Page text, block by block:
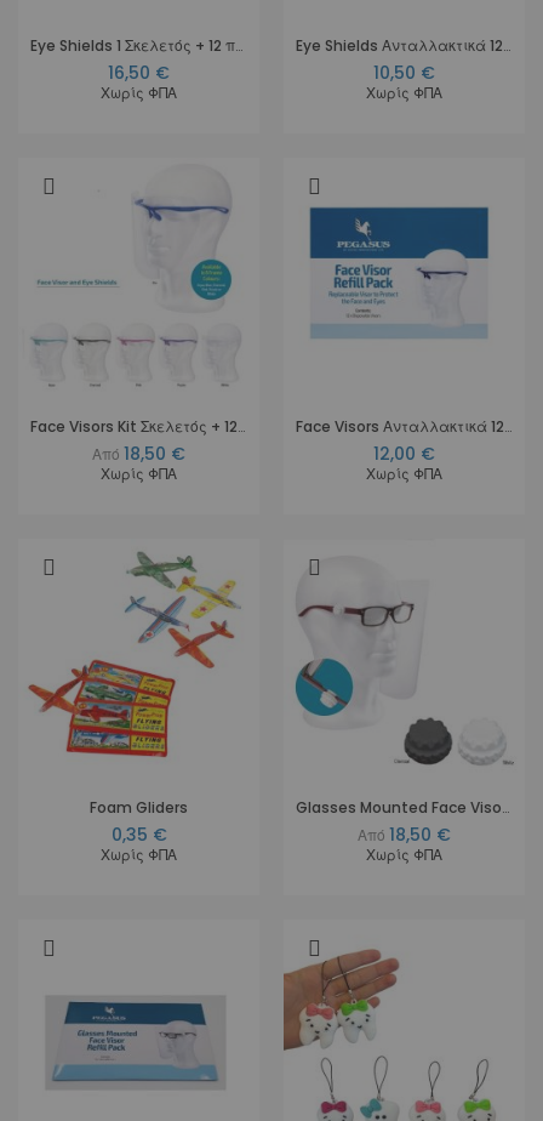
Eye Shields 1 Σκελετός + 12 προστατευτικά
16,50 €
Χωρίς ΦΠΑ
Eye Shields Ανταλλακτικά 12 προστατευτικά
10,50 €
Χωρίς ΦΠΑ
Face Visors Kit Σκελετός + 12 προστατευτικά
Από 18,50 €
Χωρίς ΦΠΑ
Face Visors Ανταλλακτικά 12 προστατευτικά
12,00 €
Χωρίς ΦΠΑ
Foam Gliders
0,35 €
Χωρίς ΦΠΑ
Glasses Mounted Face Visor Kit - 12 προστατευτικά
Από 18,50 €
Χωρίς ΦΠΑ